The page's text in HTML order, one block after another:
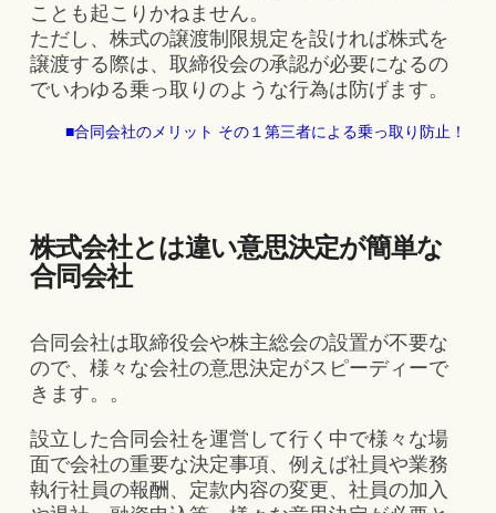
ことも起こりかねません。
ただし、株式の譲渡制限規定を設ければ株式を
譲渡する際は、取締役会の承認が必要になるの
でいわゆる乗っ取りのような行為は防げます。
■合同会社のメリット その１第三者による乗っ取り防止！
株式会社とは違い意思決定が簡単な
合同会社
合同会社は取締役会や株主総会の設置が不要な
ので、様々な会社の意思決定がスピーディーで
きます。。
設立した合同会社を運営して行く中で様々な場
面で会社の重要な決定事項、例えば社員や業務
執行社員の報酬、定款内容の変更、社員の加入